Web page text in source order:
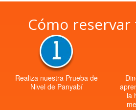
Cómo
Realiza nuestra Prueba de
Nivel de Panyabí
la